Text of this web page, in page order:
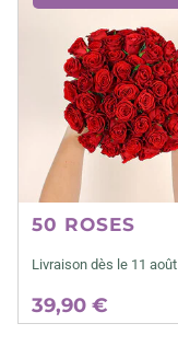
50 ROSES
Livraison dès le 11 août
39,90 €